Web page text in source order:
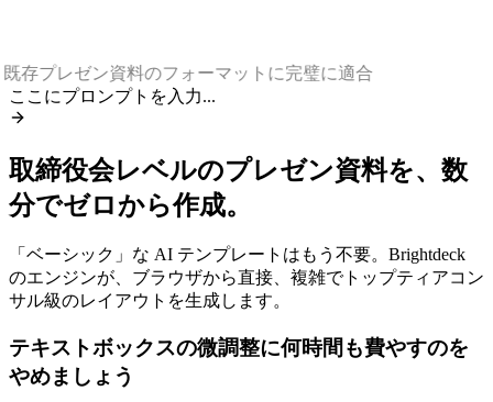
既存プレゼン資料のフォーマットに完璧に適合
ここにプロンプトを入力...
取締役会レベルのプレゼン資料を、数
分でゼロから作成。
「ベーシック」な AI テンプレートはもう不要。Brightdeck
のエンジンが、ブラウザから直接、複雑でトップティアコン
サル級のレイアウトを生成します。
テキストボックスの微調整に何時間も費やすのを
やめましょう